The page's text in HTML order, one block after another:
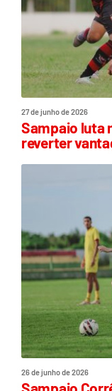
27 de junho de 2026
Sampaio luta
reverter
26 de junho de 2026